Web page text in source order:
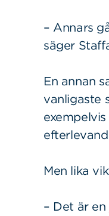
– Annars
säger
En annan
vanligaste
Men lika
– Det är